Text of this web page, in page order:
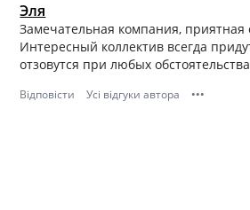
Эля
Замечательная компания, приятная
Интересный коллектив всегда
отзовутся при любых
Відповісти Усі відгуки автора •••